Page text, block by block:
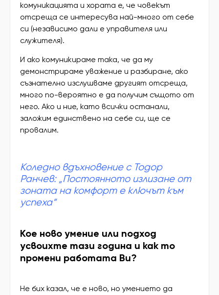
комуникацията и хората е, че човекът
отсреща се интересува най-много от себе
си (независимо дали е управителя или
служителя).
И ако комуникираме така, че да му
демонстрираме уважение и разбиране, ако
съзнателно изслушваме другият отсреща,
много по-вероятно е да получим същото от
него. Ако и ние, като всички останали,
заложим единствено на себе си, ще се
провалим.
Коледно вдъхновение с Тодор
Ранчев: „Постоянното излизане от
зоната на комфорт е ключът към
успеха“
Кое ново умение или подход
усвоихте тази година и как то
промени работата Ви?
Не бих казал, че е ново, но умението да